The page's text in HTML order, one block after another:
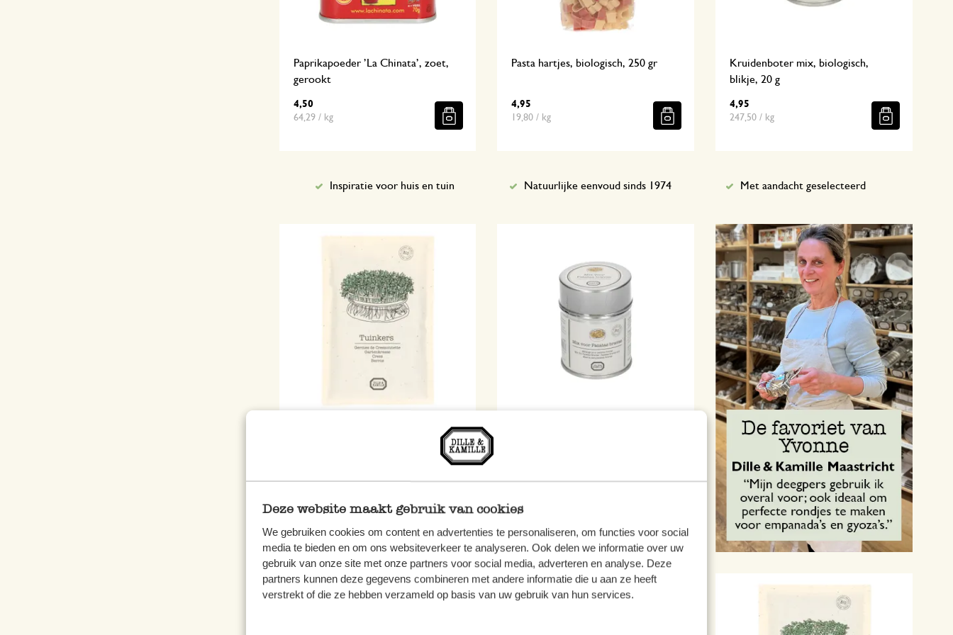
Deze website maakt gebruik van cookies
We gebruiken cookies om content en advertenties te personaliseren, om functies voor social
media te bieden en om ons websiteverkeer te analyseren. Ook delen we informatie over uw
gebruik van onze site met onze partners voor social media, adverteren en analyse. Deze
partners kunnen deze gegevens combineren met andere informatie die u aan ze heeft
verstrekt of die ze hebben verzameld op basis van uw gebruik van hun services.
Paprikapoeder ’La Chinata’, zoet,
gerookt
4,50
64,29 / kg
Pasta hartjes, biologisch, 250 gr
4,95
19,80 / kg
Kruidenboter mix, biologisch,
blikje, 20 g
4,95
247,50 / kg
Kiemgroente, biologisch, tuinkers,
3,25
4,95
Inspiratie voor huis en tuin Natuurlijke eenvoud sinds 1974 Met aandacht geselecteerd